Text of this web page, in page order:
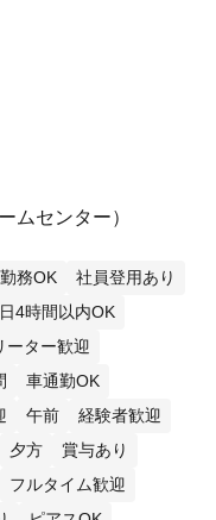
ムセンター）
務OK
社員登用あり
4時間以内OK
ーター歓迎
車通勤OK
午前
経験者歓迎
夕方
賞与あり
フルタイム歓迎